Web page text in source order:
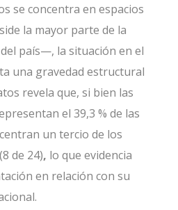
se concentra en espacios
la mayor parte de la
país—, la situación en el
una gravedad estructural
revela que, si bien las
el 39,3 % de las
un tercio de los
de 24), lo que evidencia
en relación con su